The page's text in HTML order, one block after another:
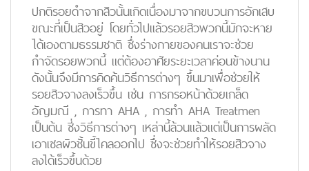
ปกติรอยดำจากสิวนั้นเกิดเนื่องมาจากขบวนการอักเสบ
ขณะที่เป็นสิวอยู่ โดยทั่วไปเเล้วรอยสิวพวกนี้มักจะหาย
ได้เองตามธรรมชาติ ซึ่งร่างกายของคนเราจะช่วย
กำจัดรอยพวกนี้ แต่ต้องอาศัยระยะเวลาค่อนข้างนาน
ดังนั้นจึงมีการคิดค้นวิธีการต่างๆ ขึ้นมาเพื่อช่วยให้
รอยสิวจางลงเร็วขึ้น เช่น การกรอหน้าด้วยเกล็ด
อัญมณี , การทา AHA , การทำ AHA Treatmen
เป็นต้น ซี่งวิธีการต่างๆ เหล่านี้ล้วนแล้วแต่เป็นการผลัด
เอาเซลผิวชั้นขี้ไคลออกไป ซึ่งจะช่วยทำให้รอยสิวจาง
ลงได้เร็วขึ้นด้วย